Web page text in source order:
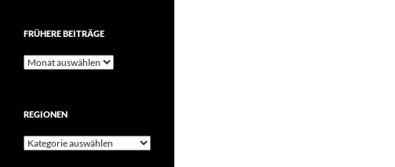
FRÜHERE BEITRÄGE
Frühere
REGIONEN
Regionen